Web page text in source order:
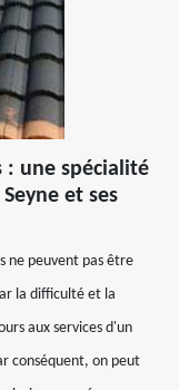
: une spécialité
et ses
ne peuvent pas être
la difficulté et la
aux services d'un
conséquent, on peut